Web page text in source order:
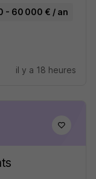
- 60 000 € / an
il y a 18 heures